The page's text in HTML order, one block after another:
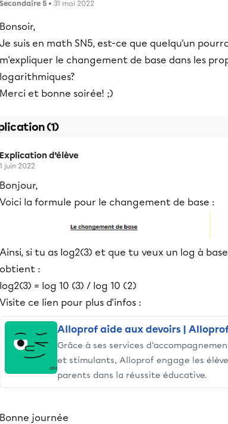
Secondaire 5 • 31 mai 2022
Bonsoir,
Je suis en math SN5, est-ce que quelqu'un
m'expliquer le changement de base dans les
logarithmiques?
Merci et bonne soirée! ;)
(1)
Explication d’élève
1 juin 2022
Bonjour,
Voici la formule pour le changement de base :
Ainsi, si tu as log2(3) et que tu veux un log à base
obtient :
log2(3) = log 10 (3) / log 10 (2)
Visite ce lien pour plus d'infos :
Alloprof aide aux devoirs |
Grâce à ses services
et stimulants, Alloprof engage les
parents dans la réussite éducative.
Bonne journée